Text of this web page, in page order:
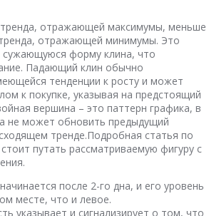
тренда, отражающей максимумы, меньше
отражающей минимумы. Это
сужающуюся форму клина, что
Падающий клин обычно
тенденции к росту и может
к покупке, указывая на предстоящий
вершина – это паттерн графика, в
не может обновить предыдущий
тренде.Подробная статья по
путать рассматриваемую фигуру с
после 2-го дна, и его уровень
месте, что и левое.
указывает и сигнализирует о том, что